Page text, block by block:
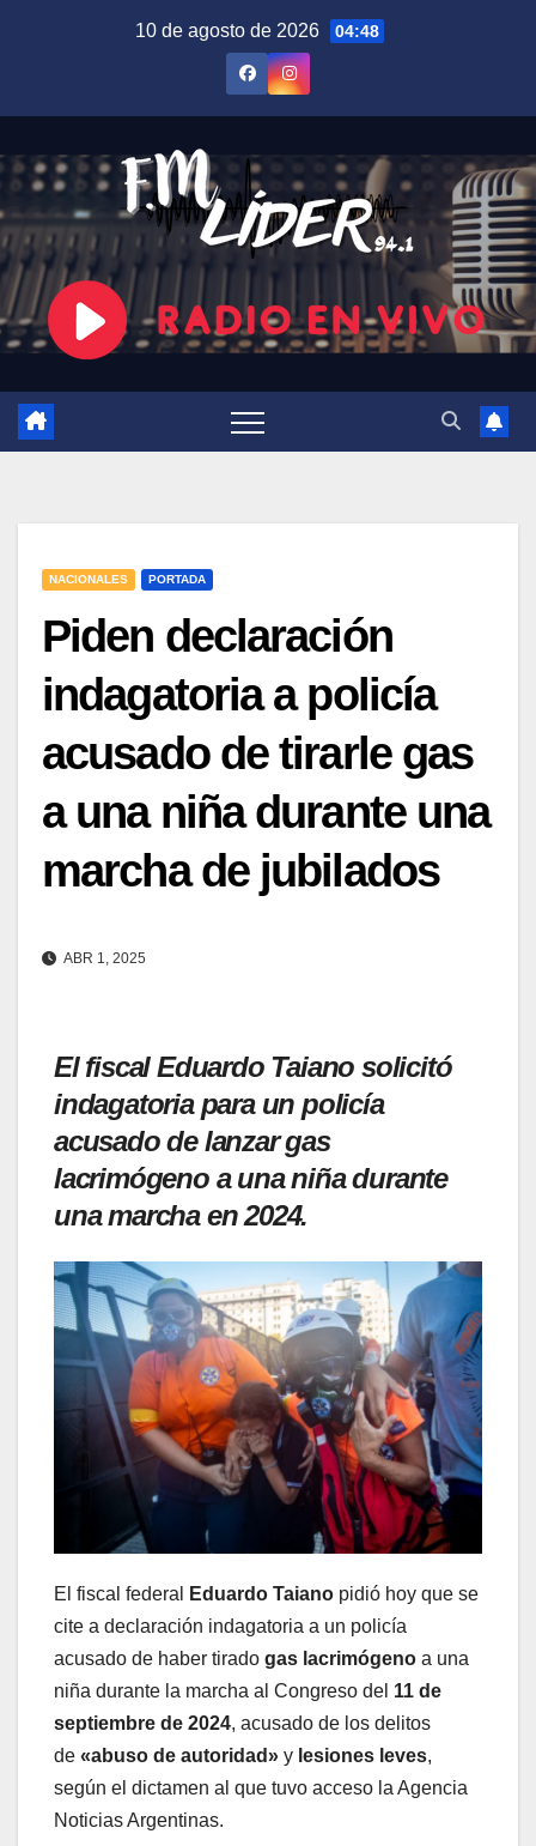
10 de agosto de 2026 04:48
NACIONALES PORTADA
Piden declaración
indagatoria a policía
acusado de tirarle gas
a una niña durante una
marcha de jubilados
ABR 1, 2025
El fiscal Eduardo Taiano solicitó
indagatoria para un policía
acusado de lanzar gas
lacrimógeno a una niña durante
una marcha en 2024.
El fiscal federal Eduardo Taiano pidió hoy que se
cite a declaración indagatoria a un policía
acusado de haber tirado gas lacrimógeno a una
niña durante la marcha al Congreso del 11 de
septiembre de 2024, acusado de los delitos
de «abuso de autoridad» y lesiones leves,
según el dictamen al que tuvo acceso la Agencia
Noticias Argentinas.